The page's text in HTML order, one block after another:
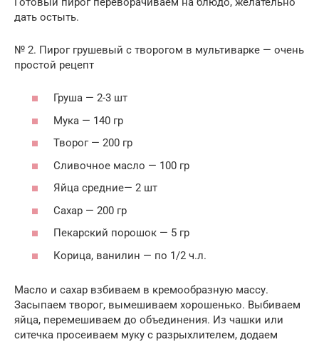
дать остыть.
№ 2. Пирог грушевый с творогом в мультиварке — очень
простой рецепт
Груша — 2-3 шт
Мука — 140 гр
Творог — 200 гр
Сливочное масло — 100 гр
Яйца средние— 2 шт
Сахар — 200 гр
Пекарский порошок — 5 гр
Корица, ванилин — по 1/2 ч.л.
Масло и сахар взбиваем в кремообразную массу.
Засыпаем творог, вымешиваем хорошенько. Выбиваем
яйца, перемешиваем до объединения. Из чашки или
ситечка просеиваем муку с разрыхлителем, додаем